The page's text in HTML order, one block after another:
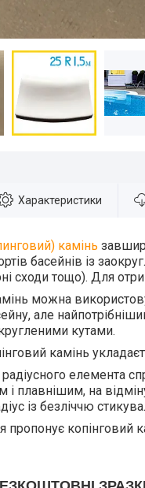
Характеристики
камінь
басейнів із
сходи тощо). Для
можна
але
кутами.
камінь
елемента
і плавнішим, на
із безліччю
пропонує копінговий